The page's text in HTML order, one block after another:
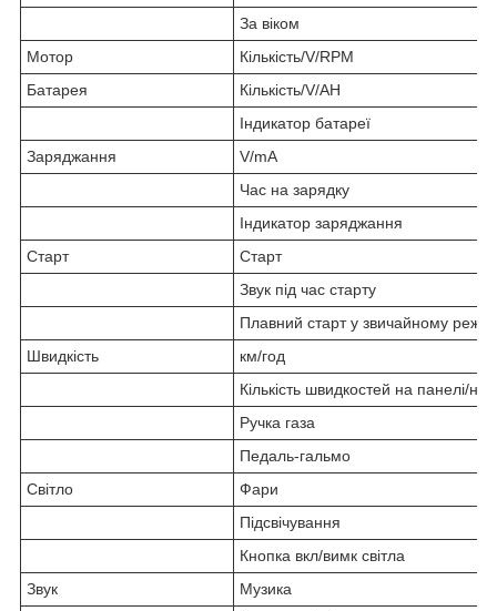
За віком
Мотор
Кількість/V/RPM
Батарея
Кількість/V/AH
Індикатор батареї
Заряджання
V/mA
Час на зарядку
Індикатор заряджання
Старт
Старт
Звук під час старту
Плавний старт у звичайному
Швидкість
км/год
Кількість швидкостей на панелі/на
Ручка газа
Педаль-гальмо
Світло
Фари
Підсвічування
Кнопка вкл/вимк світла
Звук
Музика